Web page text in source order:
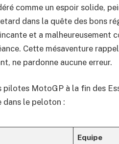
comme un espoir solide,
dans la quête des bons
et a malheureusement
Cette mésaventure
ne pardonne aucune erreur.
pilotes MotoGP à la fin des
dans le peloton :
Equipe